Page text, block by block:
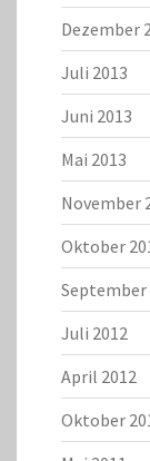
Dezember
Juli 2013
Juni 2013
Mai 2013
November
Oktober
September
Juli 2012
April 2012
Oktober